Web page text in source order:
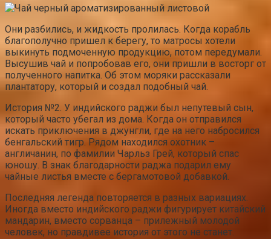
Они разбились, и жидкость пролилась. Когда корабль
благополучно пришел к берегу, то матросы хотели
выкинуть подмоченную продукцию, потом передумали.
Высушив чай и попробовав его, они пришли в восторг от
полученного напитка. Об этом моряки рассказали
плантатору, который и создал подобный чай.
История №2. У индийского раджи был непутевый сын,
который часто убегал из дома. Когда он отправился
искать приключения в джунгли, где на него набросился
бенгальский тигр. Рядом находился охотник –
англичанин, по фамилии Чарльз Грей, который спас
юношу. В знак благодарности раджа подарил ему
чайные листья вместе с бергамотовой добавкой.
Последняя легенда повторяется в разных вариациях.
Иногда вместо индийского раджи фигурирует китайский
мандарин, вместо сорванца – прилежный молодой
человек, но правдивее история от этого не станет.